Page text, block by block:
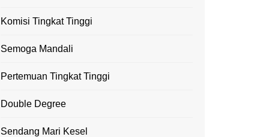
Komisi Tingkat Tinggi
Semoga Mandali
Pertemuan Tingkat Tinggi
Double Degree
Sendang Mari Kesel